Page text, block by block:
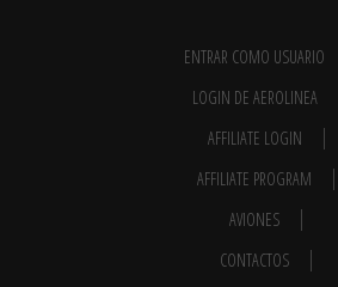
ENTRAR COMO USUARIO
LOGIN DE AEROLINEA
AFFILIATE LOGIN
AFFILIATE PROGRAM
AVIONES
CONTACTOS